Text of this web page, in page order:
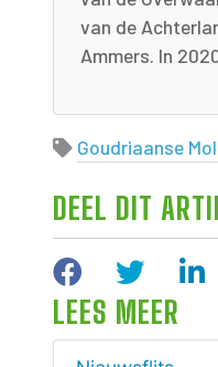
van de
Ammers. In
Goudriaanse
DEEL DIT
Facebook
LEES MEER